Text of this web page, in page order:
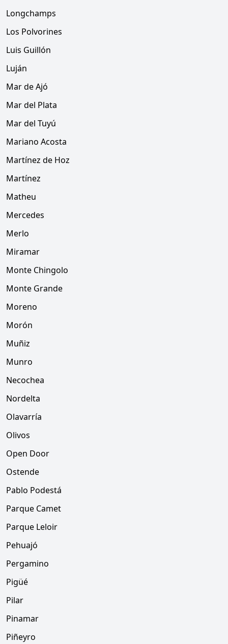
Longchamps
Los Polvorines
Luis Guillón
Luján
Mar de Ajó
Mar del Plata
Mar del Tuyú
Mariano Acosta
Martínez de Hoz
Martínez
Matheu
Mercedes
Merlo
Miramar
Monte Chingolo
Monte Grande
Moreno
Morón
Muñiz
Munro
Necochea
Nordelta
Olavarría
Olivos
Open Door
Ostende
Pablo Podestá
Parque Camet
Parque Leloir
Pehuajó
Pergamino
Pigüé
Pilar
Pinamar
Piñeyro